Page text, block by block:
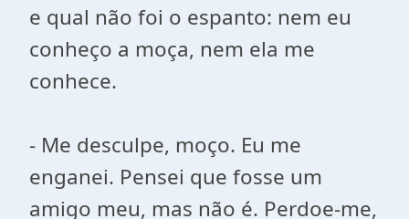
e qual não foi o espanto: nem eu
conheço a moça, nem ela me
conhece.
- Me desculpe, moço. Eu me
enganei. Pensei que fosse um
amigo meu, mas não é. Perdoe-me,